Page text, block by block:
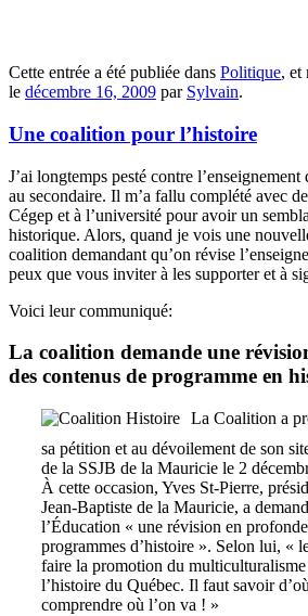
Cette entrée a été publiée dans Politique, et
le décembre 16, 2009 par Sylvain.
Une coalition pour l’histoire
J’ai longtemps pesté contre l’enseignement
au secondaire. Il m’a fallu complété avec
Cégep et à l’université pour avoir un
historique. Alors, quand je vois une
coalition demandant qu’on révise
peux que vous inviter à les supporter et à
Voici leur communiqué:
La coalition demande une
des contenus de programme en
La Coalition a
sa pétition et au dévoilement de son
de la SSJB de la Mauricie le 2
À cette occasion, Yves St-Pierre,
Jean-Baptiste de la Mauricie, a
l’Éducation « une révision en
programmes d’histoire ». Selon lui, «
faire la promotion du
l’histoire du Québec. Il faut savoir
comprendre où l’on va ! »